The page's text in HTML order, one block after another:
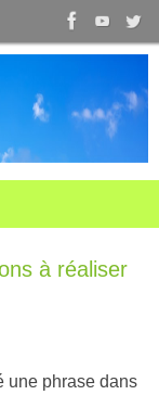
à réaliser
une phrase dans